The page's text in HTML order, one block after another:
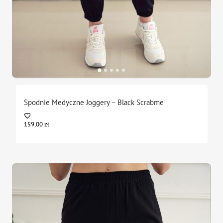
Spodnie Medyczne Joggery – Black Scrabme
159,00zł